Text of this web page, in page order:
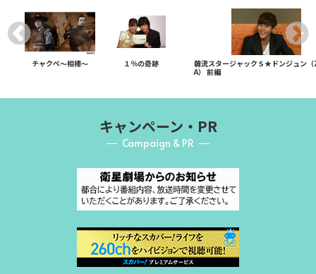
チャクペ～相棒～ １％の奇跡
韓流スタージャックＳ★ドンジュン（
A） 前編
キャンペーン・PR
Campaign & PR